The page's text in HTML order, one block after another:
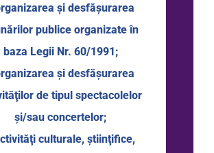
şi desfăşurarea
publice organizate în
baza Legii Nr. 60/1991;
şi desfăşurarea
de tipul spectacolelor
şi/sau concertelor;
culturale, ştiinţifice,